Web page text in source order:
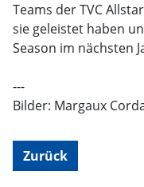
Teams der TVC
sie geleistet haben
Season im nächsten
---
Bilder: Margaux
Zurück